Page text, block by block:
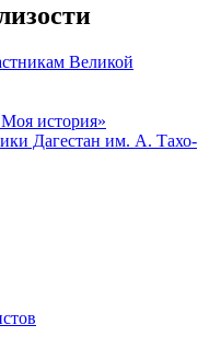
Великой
история»
Дагестан им. А. Тахо-